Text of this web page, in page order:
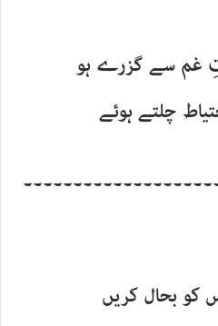
غم سے گزرے ہو
چلتے ہوئے
کو بحال کریں